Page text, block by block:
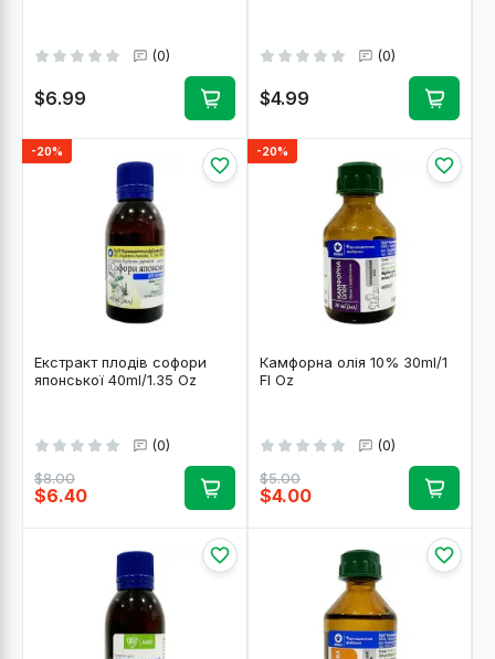
(0)
$6.99
(0)
$4.99
-20%
Екстракт плодів софори
японської 40ml/1.35 Oz
(0)
$6.40
$8.00
-20%
Камфорна олія 10% 30ml/1
Fl Oz
(0)
$4.00
$5.00